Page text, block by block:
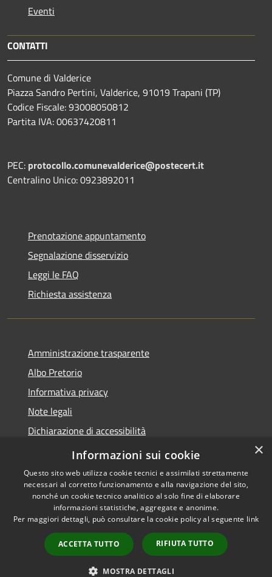
Eventi
CONTATTI
Comune di Valderice
Piazza Sandro Pertini, Valderice, 91019 Trapani (TP)
Codice Fiscale: 93008050812
Partita IVA: 00637420811
PEC: protocollo.comunevalderice@postecert.it
Centralino Unico: 0923892011
Prenotazione appuntamento
Segnalazione disservizio
Leggi le FAQ
Richiesta assistenza
Amministrazione trasparente
Albo Pretorio
Informativa privacy
Note legali
Dichiarazione di accessibilità
Informativa Privacy Videosorveglianza
Accessibilità
Copyright © 2026 • Comune di
Valderice • Powered by
Municipium•
Accesso
redazione
×
Informazioni sui cookie
Questo sito web utilizza cookie tecnici e assimilati strettamente
necessari al corretto funzionamento e alla navigazione del sito,
nonché un cookie tecnico analitico al solo fine di elaborare
informazioni statistiche, aggregate e anonime.
Per maggiori dettagli, può consultare la cookie policy al seguente link
ACCETTA TUTTO RIFIUTA TUTTO
MOSTRA DETTAGLI